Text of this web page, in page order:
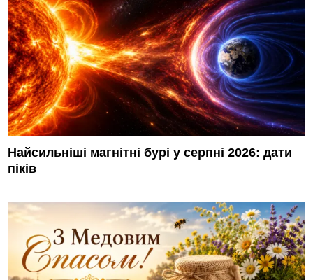
Найсильніші магнітні бурі у серпні 2026: дати
піків